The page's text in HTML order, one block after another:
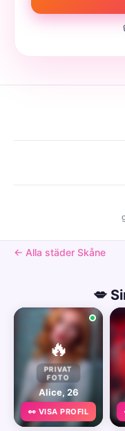
← Alla städer Skåne
💋
🔥
PRIVAT
FOTO
Alice, 26
👀 VISA PROFIL